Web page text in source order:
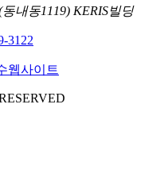
내동1119) KERIS빌딩
3122